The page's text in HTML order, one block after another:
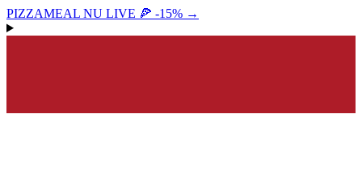
PIZZAMEAL NU LIVE 🍕 -15% →